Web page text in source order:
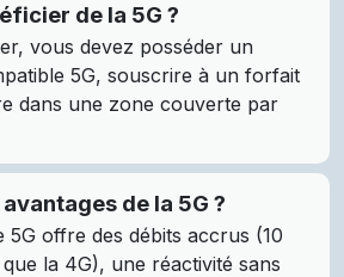
de la 5G ?
vous devez posséder un
5G, souscrire à un forfait
dans une zone couverte par
de la 5G ?
5G offre des débits accrus (10
la 4G), une réactivité sans